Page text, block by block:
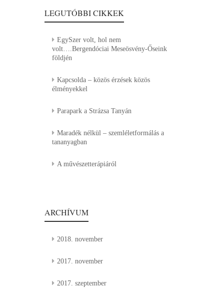
LEGUTÓBBI CIKKEK
EgySzer volt, hol nem
volt….Bergendóciai Meseösvény-Őseink
földjén
Kapcsolda – közös érzések közös
élményekkel
Parapark a Strázsa Tanyán
Maradék nélkül – szemléletformálás a
tananyagban
A művészetterápiáról
ARCHÍVUM
2018. november
2017. november
2017. szeptember